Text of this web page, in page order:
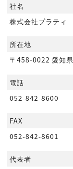
社名
株式会社プラティ
所在地
〒458-0022 愛知
電話
052-842-8600
FAX
052-842-8601
代表者